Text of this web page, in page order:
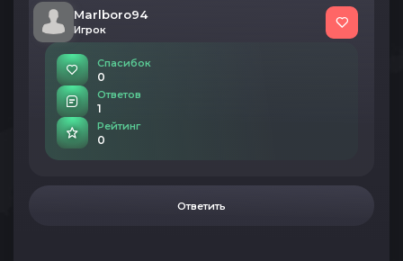
Marlboro94
Игрок
Спасибок
0
Ответов
1
Рейтинг
0
Ответить